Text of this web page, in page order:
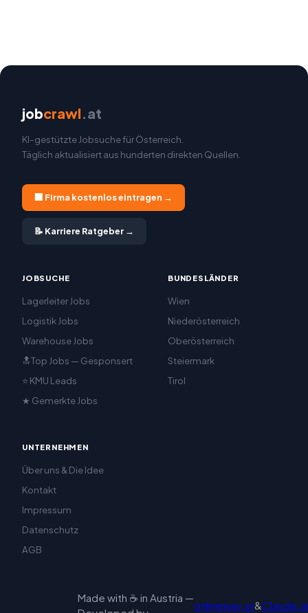
jobcrawl.at
KI-gestützte Jobsuche für Österreich.
Täglich aktualisiert aus hunderten direkten Quellen.
🏢 Firma kostenlos eintragen →
📝 Karriere Ratgeber →
JOBSUCHE
Lagerleiter Jobs
Logistik Jobs
Warehouse Jobs
🔝Top Jobs — Gesponsert
⭐ KMU Leads
★ Gemerkte Jobs
BUNDESLÄNDER
Wien
Niederösterreich
Oberösterreich
Steiermark
Tirol
UNTERNEHMEN
Über uns & Die Idee
Kontakt
Impressum
Datenschutz
AGB
Made with ☕ in Austria —
onlineway.at&Claude.ai